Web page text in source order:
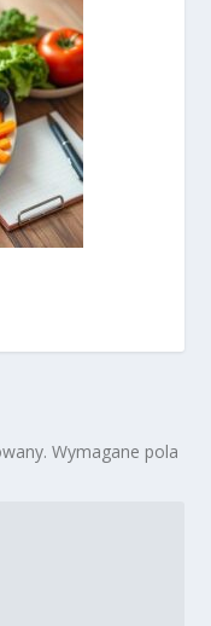
Wymagane pola